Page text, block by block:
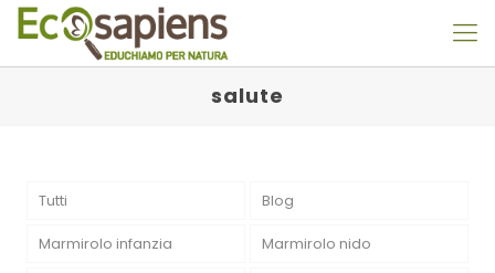
salute
Tutti Blog
Marmirolo infanzia Marmirolo nido